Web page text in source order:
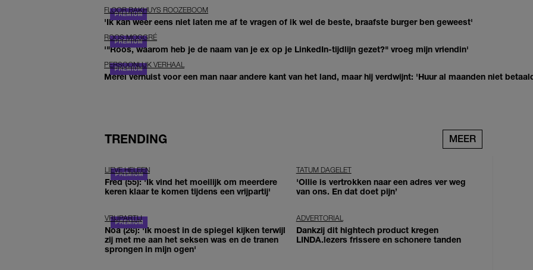
FLOOR BAKHUYS ROOZEBOOM
'Ik kan weer eens niet laten me af te vragen of ik wel de beste, braafste burger ben geweest'
ROOS MOGGRÉ
'"Roos, waarom heb je de naam van je ex op je LinkedIn-tijdlijn gezet?" vroeg mijn vriendin'
PERSOONLIJK VERHAAL
Merel verhuist voor een man naar andere kant van het land, maar hij verdwijnt: 'Huur al maanden niet
TRENDING MEER
LIEVE HELEEN
Fred (55): 'Ik vind het moeilijk om meerdere
keren klaar te komen tijdens een vrijpartij'
TATUM DAGELET
'Ollie is vertrokken naar een adres ver weg
van ons. En dat doet pijn’
VRIJPARTIJ
Noa (26): 'Ik moest in de spiegel kijken terwijl
zij met me aan het seksen was en de tranen
sprongen in mijn ogen'
ADVERTORIAL
Dankzij dit hightech product kregen
LINDA.lezers frissere en schonere tanden